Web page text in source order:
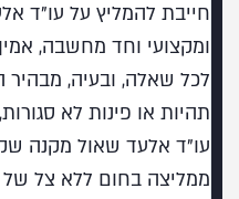
חייבת להמליץ על עו"ד
ומקצועי וחד מחשבה,
לכל שאלה, ובעיה, מבהיר
תהיות או פינות לא
עו"ד אלעד שאול מקנה
ממליצה בחום ללא צל של